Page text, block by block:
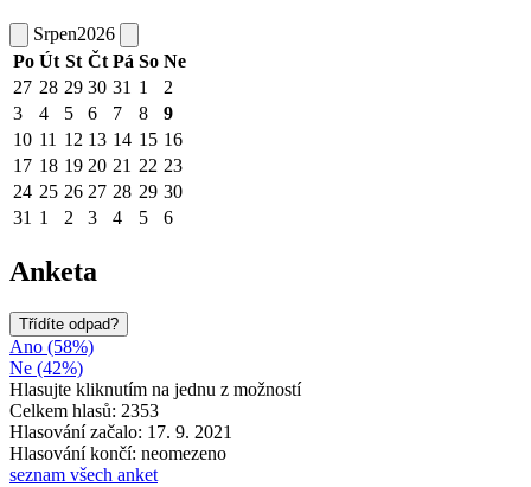
Srpen2026
Po Út St Čt Pá So Ne
27 28 29 30 31 1
2
3
4 5 6 7 8
9
10 11 12 13 14 15 16
17 18 19 20 21 22 23
24 25 26 27 28 29 30
31 1 2 3 4 5 6
Anketa
Třídíte odpad?
Ano (58%)
Ne (42%)
Hlasujte kliknutím na jednu z možností
Celkem hlasů: 2353
Hlasování začalo: 17. 9. 2021
Hlasování končí: neomezeno
seznam všech anket